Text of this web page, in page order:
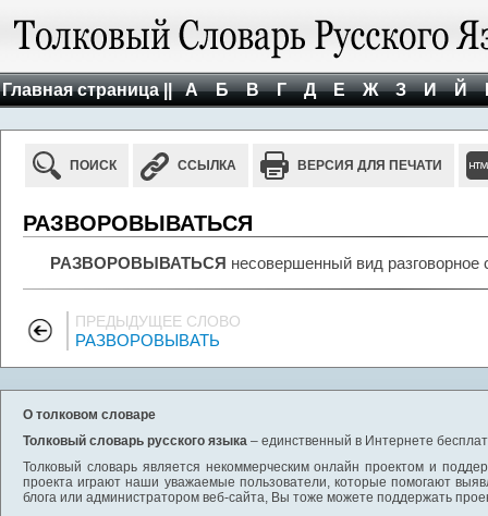
Главная страница || А Б В Г Д Е Ж З И Й
ПОИСК ССЫЛКА ВЕРСИЯ ДЛЯ ПЕЧАТИ
РАЗВОРОВЫВАТЬСЯ
РАЗВОРОВЫВАТЬСЯ несовершенный вид
ПРЕДЫДУЩЕЕ СЛОВО
РАЗВОРОВЫВАТЬ
О толковом словаре
Толковый словарь русского языка – единственный в Интернете
Толковый словарь является некоммерческим онлайн проектом и
проекта играют наши уважаемые пользователи, которые помогают
блога или администратором веб-сайта, Вы тоже можете поддержать